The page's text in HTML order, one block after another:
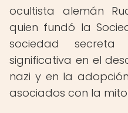
ocultista alemán
quien fundó la
sociedad
significativa en el
nazi y en la
asociados con la